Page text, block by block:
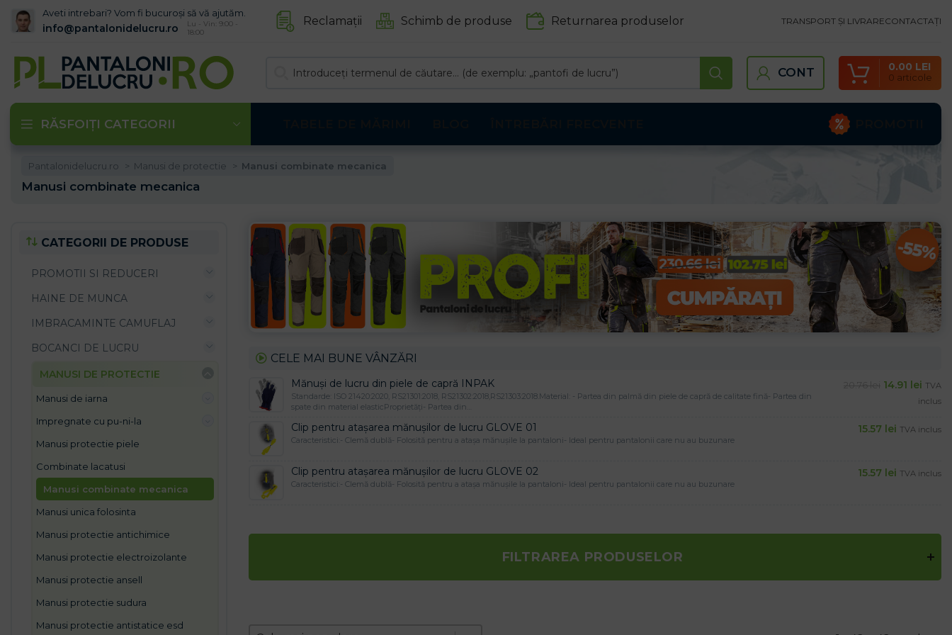
Aveti intrebari? Vom fi bucuroși să vă ajutăm.
info@pantalonidelucru.ro
Lu - Vin: 9:00 -
18:00
Reclamații Schimb de produse Returnarea produselor TRANSPORT ȘI LIVRARECONTACTAȚI
CONT 0 articole
0.00 LEI
RĂSFOIȚI CATEGORII
Pantalonidelucru.ro Manusi de protectie Manusi combinate mecanica
Manusi combinate mecanica
CATEGORII DE PRODUSE
PROMOTII SI REDUCERI
HAINE DE MUNCA
IMBRACAMINTE CAMUFLAJ
BOCANCI DE LUCRU
MANUSI DE PROTECTIE
manusi de iarna
impregnate cu pu-ni-la
manusi protectie piele
combinate lacatusi
manusi combinate mecanica
manusi unica folosinta
manusi protectie antichimice
manusi protectie electroizolante
manusi protectie ansell
manusi protectie sudura
manusi protectie antistatice esd
CELE MAI BUNE VÂNZĂRI
Mănuși de lucru din piele de capră INPAK
Standarde: ISO 21420:2020, RS21301:2018, RS21302:2018,RS21303:2018.Material: - Partea din palmă din piele de capră de calitate fină- Partea din
spate din material elasticProprietăți- Partea din…
14.91 lei TVA
inclus
Clip pentru atașarea mănușilor de lucru GLOVE 01
Caracteristici:- Clemă dublă- Folosită pentru a atașa mănușile la pantaloni- Ideal pentru pantalonii care nu au buzunare
15.57 lei TVA inclus
Clip pentru atașarea mănușilor de lucru GLOVE 02
Caracteristici:- Clemă dublă- Folosită pentru a atașa mănușile la pantaloni- Ideal pentru pantalonii care nu au buzunare
15.57 lei TVA inclus
FILTRAREA PRODUSELOR